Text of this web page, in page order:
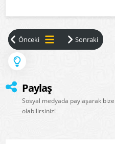
Paylaş
Sosyal medyada paylaşarak bize
olabilirsiniz!